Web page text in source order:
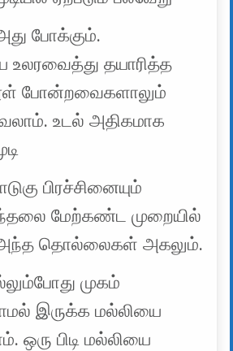
போக்கும்.
உலரவைத்து தயாரித்த
போன்றவைகளாலும்
உடல் அதிகமாக
பிரச்சினையும்
மேற்கண்ட முறையில்
அந்த தொல்லைகள் அகலும்.
முகம்
இருக்க மல்லியை
ஒரு பிடி மல்லியை